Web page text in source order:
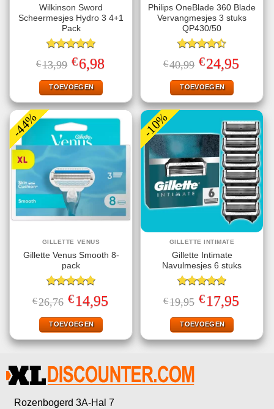
Wilkinson Sword
Scheermesjes Hydro 3 4+1
Pack
Gewaardeerd
5.00uit 5
€13,99 Oorspronkelijke
prijs
was:
€13,99.
€6,98Huidige
prijs
TOEVOEGEN
Philips OneBlade 360 Blade
Vervangmesjes 3 stuks
QP430/50
Gewaardeerd
4.50uit 5
€40,99 Oorspronkelijke
prijs
was:
€40,99.
€24,95prijs
TOEVOEGEN
-44%
GILLETTE VENUS
Gillette Venus Smooth 8-
pack
Gewaardeerd
5.00uit 5
€26,76 Oorspronkelijke
prijs
was:
€26,76.
€14,95prijs
TOEVOEGEN
-10%
GILLETTE INTIMATE
Gillette Intimate
Navulmesjes 6 stuks
Gewaardeerd
5.00uit 5
€19,95 Oorspronkelijke
prijs
was:
€19,95.
€17,95prijs
TOEVOEGEN
Rozenbogerd 3A-Hal 7